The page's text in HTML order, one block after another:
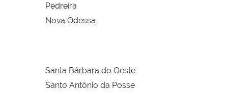
Pedreira
Nova Odessa
Santa Bárbara do Oeste
Santo Antônio da Posse